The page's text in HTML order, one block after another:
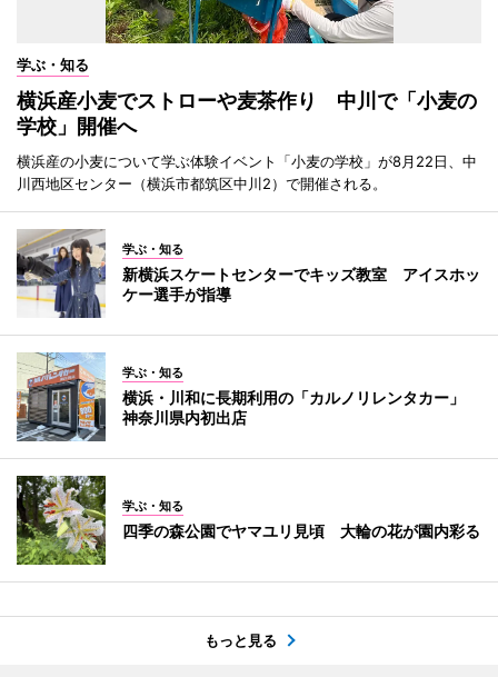
学ぶ・知る
横浜産小麦でストローや麦茶作り 中川で「小麦の
学校」開催へ
横浜産の小麦について学ぶ体験イベント「小麦の学校」が8月22日、中
川西地区センター（横浜市都筑区中川2）で開催される。
学ぶ・知る
新横浜スケートセンターでキッズ教室 アイスホッ
ケー選手が指導
学ぶ・知る
横浜・川和に長期利用の「カルノリレンタカー」
神奈川県内初出店
学ぶ・知る
四季の森公園でヤマユリ見頃 大輪の花が園内彩る
もっと見る